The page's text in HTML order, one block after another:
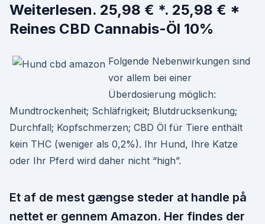
Weiterlesen. 25,98 € *. 25,98 € *
Reines CBD Cannabis-Öl 10%
Folgende Nebenwirkungen sind
vor allem bei einer
Überdosierung möglich:
Mundtrockenheit; Schläfrigkeit; Blutdrucksenkung;
Durchfall; Kopfschmerzen; CBD Öl für Tiere enthält
kein THC (weniger als 0,2%). Ihr Hund, Ihre Katze
oder Ihr Pferd wird daher nicht “high”.
Et af de mest gængse steder at handle på
nettet er gennem Amazon. Her findes der